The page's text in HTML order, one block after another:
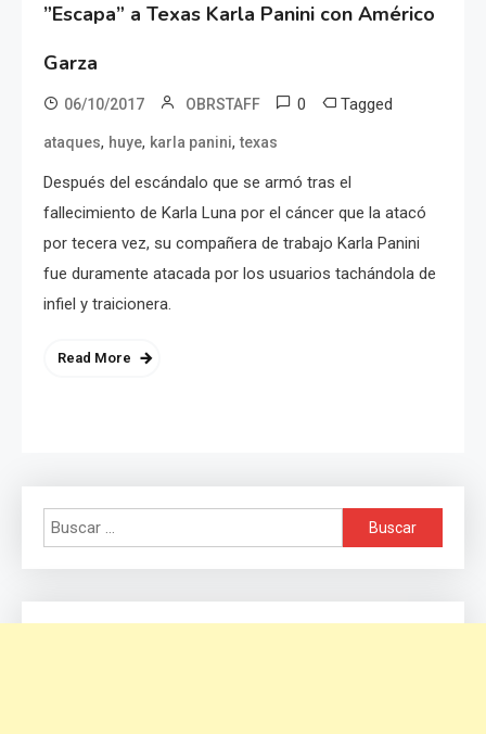
”Escapa” a Texas Karla Panini con Américo
Garza
06/10/2017 OBRSTAFF 0 Tagged
ataques, huye, karla panini,texas
Después del escándalo que se armó tras el
fallecimiento de Karla Luna por el cáncer que la atacó
por tecera vez, su compañera de trabajo Karla Panini
fue duramente atacada por los usuarios tachándola de
infiel y traicionera.
Read More
Buscar: